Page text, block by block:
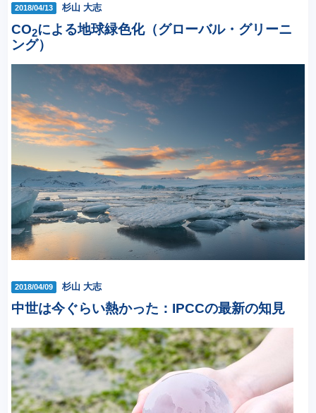
2018/04/13 杉山 大志
CO2による地球緑色化（グローバル・グリーニ
ング）
2018/04/09 杉山 大志
中世は今ぐらい熱かった：IPCCの最新の知見